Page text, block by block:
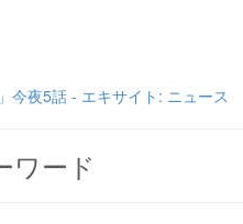
今夜5話 - エキサイト: ニュース
ワード